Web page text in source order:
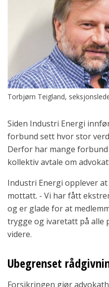
Torbjørn Teigland,
Siden Industri Energi
forbund sett hvor stor
Derfor har mange
kollektiv avtale om
Industri Energi opplever
mottatt. - Vi har fått
og er glade for at
trygge og ivaretatt på alle
videre.
Ubegrenset
Forsikringen gjør